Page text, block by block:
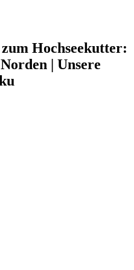
Hochseekutter:
| Unsere